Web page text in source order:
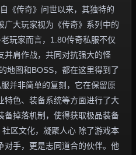
《传奇》问世以来，其独特的
大玩家视为《传奇》系列中的
玩家而言，1.80传奇私服不仅
并肩作战，共同对抗强大的怪
地图和BOSS，都在这里得到了
并非简单的复刻，它在保留原
特色、装备系统等方面进行了大
备掉落机制，使得获取极品装备
区文化，凝聚人心 除了游戏本
对手，更是志同道合的伙伴。他